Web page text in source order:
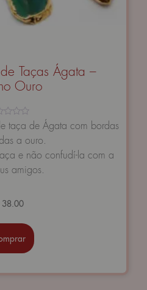
Taças Ágata –
Ouro
taça de Ágata com bordas
a ouro.
e não confudí-la com a
amigos.
38.00